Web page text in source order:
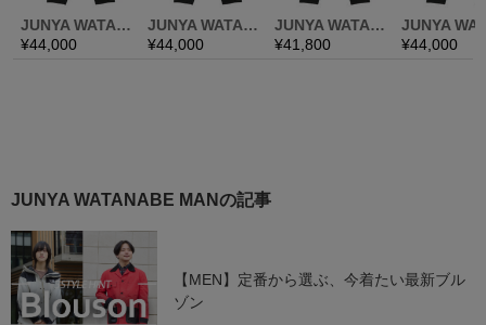
JUNYA WATANABE MANの記事
【MEN】定番から選ぶ、今着たい最新ブル
ゾン